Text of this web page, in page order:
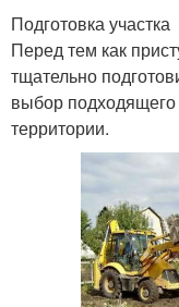
Подготовка участка
Перед тем как
тщательно
выбор подходящего
территории.